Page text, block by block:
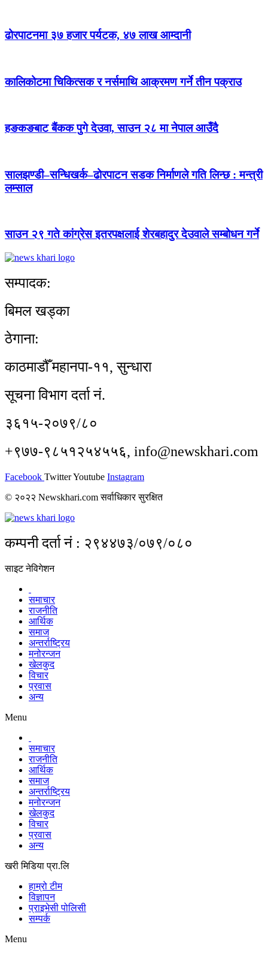
ढोरपाटनमा ३७ हजार पर्यटक, ४७ लाख आम्दानी
कालिकोटमा चिकित्सक र नर्समाथि आक्रमण गर्ने तीन पक्राउ
हङकङबाट बैंकक पुगे देउवा, साउन २८ मा नेपाल आउँदै
सालझण्डी–सन्धिखर्क–ढोरपाटन सडक निर्माणले गति लिन्छ : मन्त्री
लम्साल
साउन २९ गते कांग्रेस इतरपक्षलाई शेरबहादुर देउवाले सम्बोधन गर्ने
सम्पादक:
बिमल खड्का
ठेगाना:
काठमाडौँ महानपा-११, सुन्धारा
सूचना विभाग दर्ता नं.
३६१५-२०७९/८०
+९७७-९८५१२५४५५६, info@newskhari.com
Facebook TwitterYoutube Instagram
© २०२२ Newskhari.com सर्वाधिकार सुरक्षित
कम्पनी दर्ता नं : २९४४७३/०७९/०८०
साइट नेविगेशन
समाचार
राजनीति
आर्थिक
समाज
अन्तर्राष्ट्रिय
मनोरन्जन
खेलकुद
विचार
प्रवास
अन्य
Menu
समाचार
राजनीति
आर्थिक
समाज
अन्तर्राष्ट्रिय
मनोरन्जन
खेलकुद
विचार
प्रवास
अन्य
खरी मिडिया प्रा.लि
हाम्रो टीम
विज्ञापन
प्राइभेसी पोलिसी
सम्पर्क
Menu